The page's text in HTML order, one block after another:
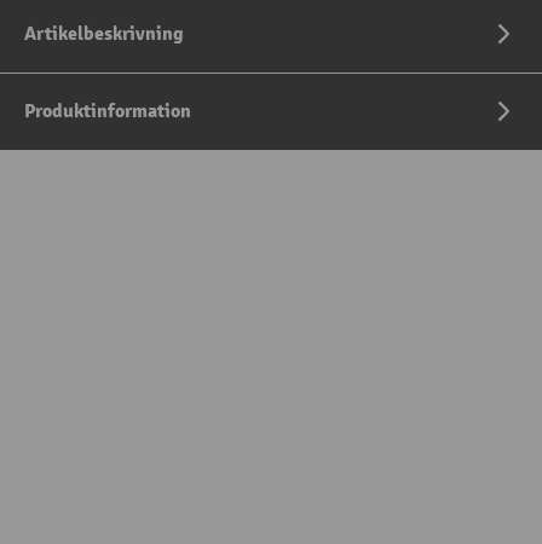
Artikelbeskrivning
Produktinformation